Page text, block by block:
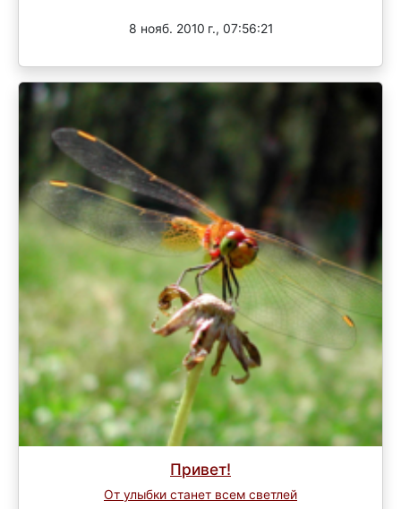
8 нояб. 2010 г., 07:56:21
Привет!
От улыбки станет всем светлей